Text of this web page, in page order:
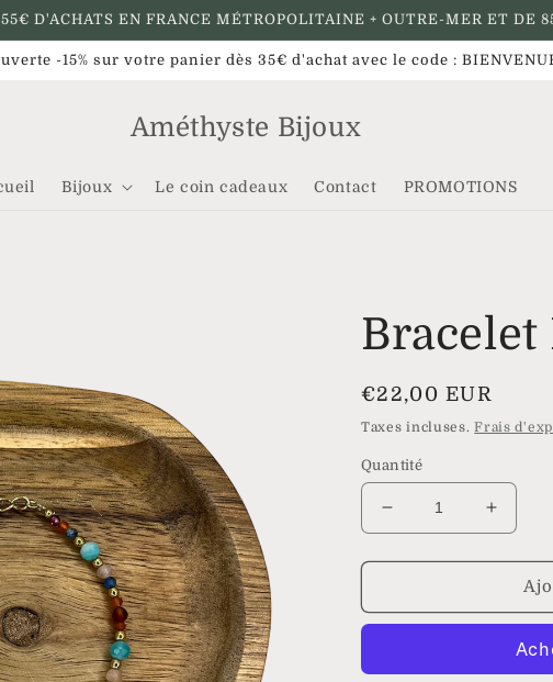
D'ACHATS EN FRANCE MÉTROPOLITAINE + OUTRE-MER ET DE
-15% sur votre panier dès 35€ d'achat avec le code :
Améthyste Bijoux
Bijoux Le coin cadeaux Contact PROMOTIONS
Bracelet
Prix
habituel
€22,00 EUR
Taxes incluses.Frais
Quantité
Réduire
la
quantité
Bracelet
la